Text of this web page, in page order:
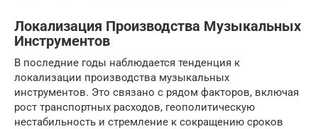
Локализация Производства Музыкальных
Инструментов
В последние годы наблюдается тенденция к
локализации производства музыкальных
инструментов. Это связано с рядом факторов, включая
рост транспортных расходов, геополитическую
нестабильность и стремление к сокращению сроков